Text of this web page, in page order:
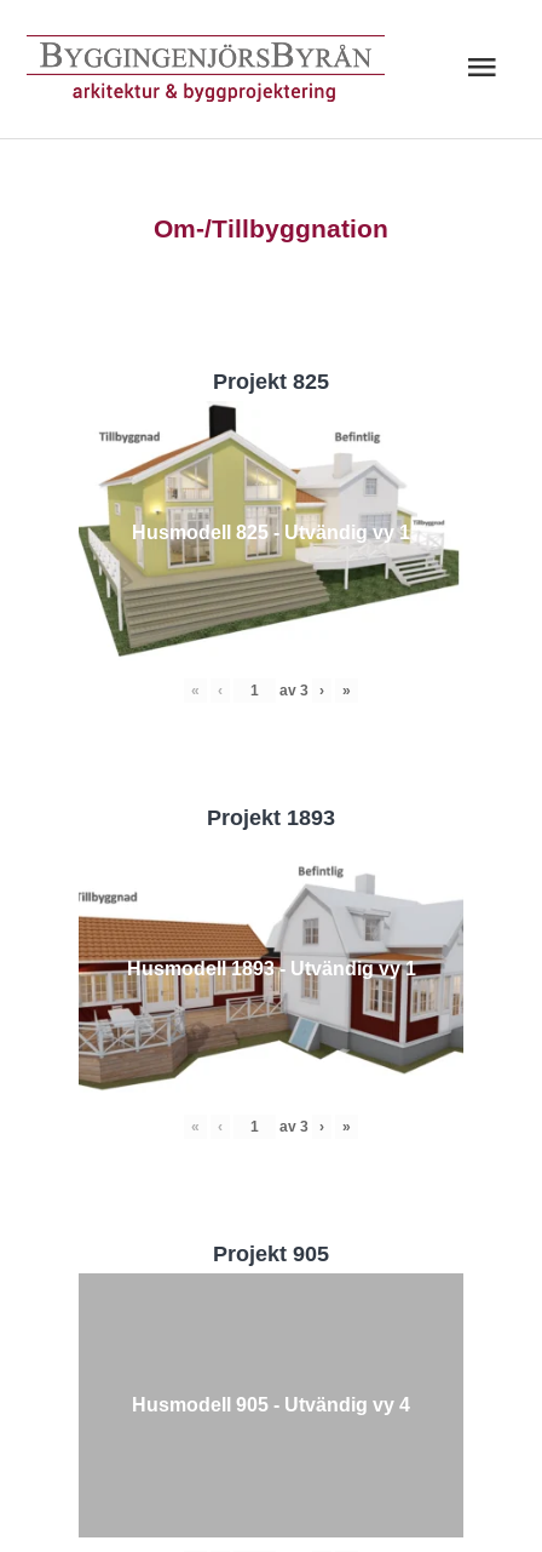
innehåll
Om-/Tillbyggnation
Projekt 825
Husmodell 825 - Utvändig vy 1
« ‹ av 3 › »
Projekt 1893
Husmodell 1893 - Utvändig vy 1
« ‹ av 3 › »
Projekt 905
Husmodell 905 - Utvändig vy 4